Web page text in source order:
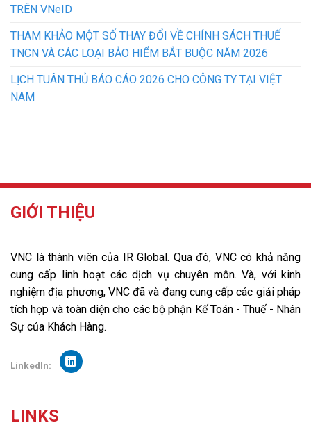
TRÊN VNeID
THAM KHẢO MỘT SỐ THAY ĐỔI VỀ CHÍNH SÁCH THUẾ
TNCN VÀ CÁC LOẠI BẢO HIỂM BẮT BUỘC NĂM 2026
LỊCH TUÂN THỦ BÁO CÁO 2026 CHO CÔNG TY TẠI VIỆT
NAM
GIỚI THIỆU
VNC là thành viên của IR Global. Qua đó, VNC có khả năng
cung cấp linh hoạt các dịch vụ chuyên môn. Và, với kinh
nghiệm địa phương, VNC đã và đang cung cấp các giải pháp
tích hợp và toàn diện cho các bộ phận Kế Toán - Thuế - Nhân
Sự của Khách Hàng.
Linkedln:
LINKS